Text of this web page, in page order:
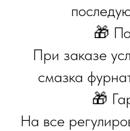
🎁
При заказе
смазка
🎁
На все